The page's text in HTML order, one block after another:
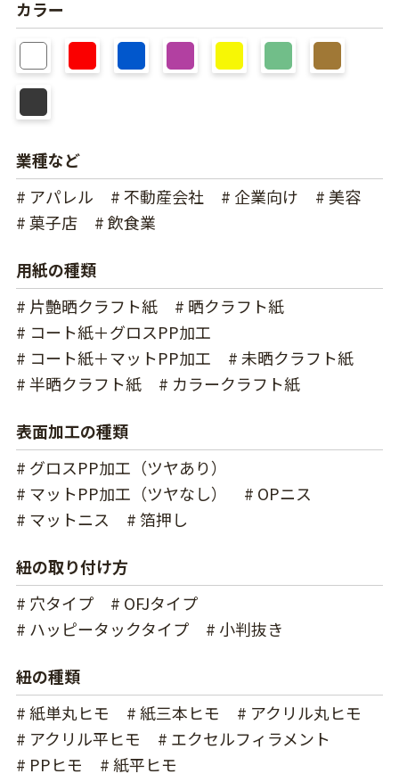
カラー
業種など
# アパレル
# 不動産会社 # 企業向け
# 美容
# 菓子店
# 飲食業
用紙の種類
# 片艶晒クラフト紙
# 晒クラフト紙
# コート紙＋グロスPP加工
# コート紙＋マットPP加工
# 未晒クラフト紙
# 半晒クラフト紙
# カラークラフト紙
表面加工の種類
# グロスPP加工（ツヤあり）
# マットPP加工（ツヤなし）
# OPニス
# マットニス
# 箔押し
紐の取り付け方
# 穴タイプ
# OFJタイプ
# ハッピータックタイプ
# 小判抜き
紐の種類
# 紙単丸ヒモ
# 紙三本ヒモ
# アクリル丸ヒモ
# アクリル平ヒモ
# エクセルフィラメント
# PPヒモ
# 紙平ヒモ